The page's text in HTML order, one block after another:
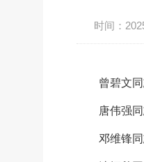
时间：
曾碧文同
唐伟强同志
邓维锋同志